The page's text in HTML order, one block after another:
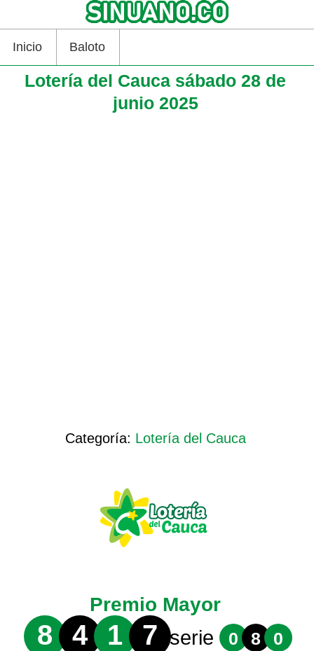
Inicio Baloto
Lotería del Cauca sábado 28 de
junio 2025
Categoría: Lotería del Cauca
Premio Mayor
8 4 1 7 serie 0 8 0